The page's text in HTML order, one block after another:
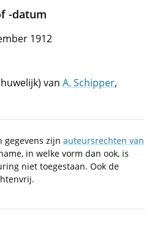
-datum
1912
van A. Schipper,
gegevens zijn auteursrechten van
in welke vorm dan ook, is
niet toegestaan. Ook de